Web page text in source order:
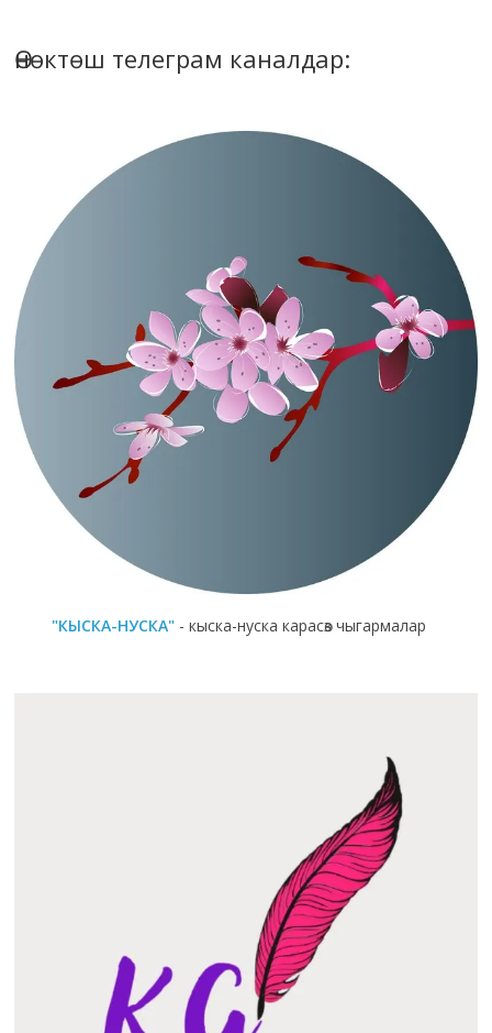
Өнөктөш телеграм каналдар:
"КЫСКА-НУСКА" - кыска-нуска карасөз чыгармалар